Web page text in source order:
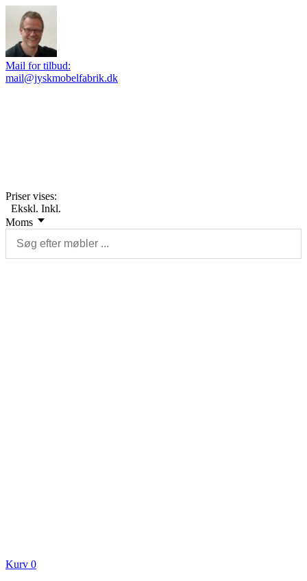
Mail for tilbud:
mail@jyskmobelfabrik.dk
Priser vises:
Ekskl. Inkl.
Moms
Kurv 0